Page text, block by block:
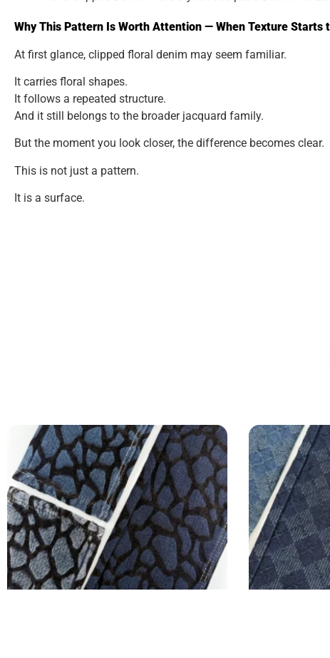
Why This Pattern Is Worth Attention — When Texture Starts
At first glance, clipped floral denim may seem familiar.
It carries floral shapes.
It follows a repeated structure.
And it still belongs to the broader jacquard family.
But the moment you look closer, the difference becomes clear.
This is not just a pattern.
It is a surface.